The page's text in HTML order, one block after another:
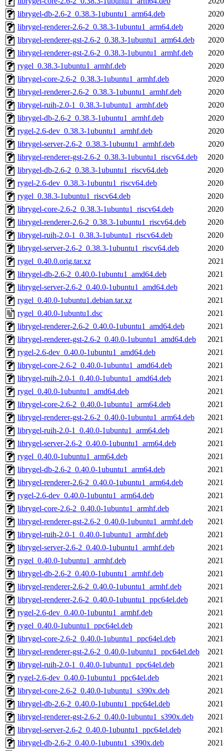
librygel-db-2.6-2_0.38.3-1ubuntu1_arm64.deb
librygel-renderer-2.6-2_0.38.3-1ubuntu1_arm64.deb
librygel-renderer-gst-2.6-2_0.38.3-1ubuntu1_arm64.deb
librygel-renderer-gst-2.6-2_0.38.3-1ubuntu1_armhf.deb
rygel_0.38.3-1ubuntu1_armhf.deb
librygel-core-2.6-2_0.38.3-1ubuntu1_armhf.deb
librygel-renderer-2.6-2_0.38.3-1ubuntu1_armhf.deb
librygel-ruih-2.0-1_0.38.3-1ubuntu1_armhf.deb
librygel-db-2.6-2_0.38.3-1ubuntu1_armhf.deb
rygel-2.6-dev_0.38.3-1ubuntu1_armhf.deb
librygel-server-2.6-2_0.38.3-1ubuntu1_armhf.deb
librygel-renderer-gst-2.6-2_0.38.3-1ubuntu1_riscv64.deb
librygel-db-2.6-2_0.38.3-1ubuntu1_riscv64.deb
rygel-2.6-dev_0.38.3-1ubuntu1_riscv64.deb
rygel_0.38.3-1ubuntu1_riscv64.deb
librygel-core-2.6-2_0.38.3-1ubuntu1_riscv64.deb
librygel-renderer-2.6-2_0.38.3-1ubuntu1_riscv64.deb
librygel-ruih-2.0-1_0.38.3-1ubuntu1_riscv64.deb
librygel-server-2.6-2_0.38.3-1ubuntu1_riscv64.deb
rygel_0.40.0.orig.tar.xz
librygel-db-2.6-2_0.40.0-1ubuntu1_amd64.deb
librygel-server-2.6-2_0.40.0-1ubuntu1_amd64.deb
rygel_0.40.0-1ubuntu1.debian.tar.xz
rygel_0.40.0-1ubuntu1.dsc
librygel-renderer-2.6-2_0.40.0-1ubuntu1_amd64.deb
librygel-renderer-gst-2.6-2_0.40.0-1ubuntu1_amd64.deb
rygel-2.6-dev_0.40.0-1ubuntu1_amd64.deb
librygel-core-2.6-2_0.40.0-1ubuntu1_amd64.deb
librygel-ruih-2.0-1_0.40.0-1ubuntu1_amd64.deb
rygel_0.40.0-1ubuntu1_amd64.deb
librygel-core-2.6-2_0.40.0-1ubuntu1_arm64.deb
librygel-renderer-gst-2.6-2_0.40.0-1ubuntu1_arm64.deb
librygel-ruih-2.0-1_0.40.0-1ubuntu1_arm64.deb
librygel-server-2.6-2_0.40.0-1ubuntu1_arm64.deb
rygel_0.40.0-1ubuntu1_arm64.deb
librygel-db-2.6-2_0.40.0-1ubuntu1_arm64.deb
librygel-renderer-2.6-2_0.40.0-1ubuntu1_arm64.deb
rygel-2.6-dev_0.40.0-1ubuntu1_arm64.deb
librygel-core-2.6-2_0.40.0-1ubuntu1_armhf.deb
librygel-renderer-gst-2.6-2_0.40.0-1ubuntu1_armhf.deb
librygel-ruih-2.0-1_0.40.0-1ubuntu1_armhf.deb
librygel-server-2.6-2_0.40.0-1ubuntu1_armhf.deb
rygel_0.40.0-1ubuntu1_armhf.deb
librygel-db-2.6-2_0.40.0-1ubuntu1_armhf.deb
librygel-renderer-2.6-2_0.40.0-1ubuntu1_armhf.deb
librygel-renderer-2.6-2_0.40.0-1ubuntu1_ppc64el.deb
rygel-2.6-dev_0.40.0-1ubuntu1_armhf.deb
rygel_0.40.0-1ubuntu1_ppc64el.deb
librygel-core-2.6-2_0.40.0-1ubuntu1_ppc64el.deb
librygel-renderer-gst-2.6-2_0.40.0-1ubuntu1_ppc64el.deb
librygel-ruih-2.0-1_0.40.0-1ubuntu1_ppc64el.deb
rygel-2.6-dev_0.40.0-1ubuntu1_ppc64el.deb
librygel-core-2.6-2_0.40.0-1ubuntu1_s390x.deb
librygel-db-2.6-2_0.40.0-1ubuntu1_ppc64el.deb
librygel-renderer-gst-2.6-2_0.40.0-1ubuntu1_s390x.deb
librygel-server-2.6-2_0.40.0-1ubuntu1_ppc64el.deb
librygel-db-2.6-2_0.40.0-1ubuntu1_s390x.deb